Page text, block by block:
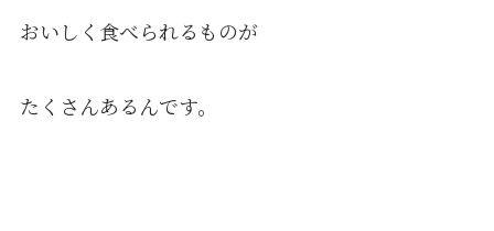
おいしく食べられるものが
たくさんあるんです。